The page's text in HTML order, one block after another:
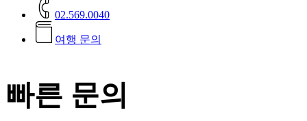
02.569.0040
여 행 문의
빠른 문의